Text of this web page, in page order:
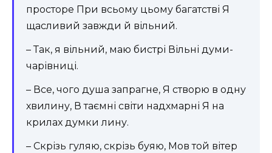
просторе При всьому цьому багатстві Я
щасливий завжди й вільний.
– Так, я вільний, маю бистрі Вільні думи-
чарівниці.
– Все, чого душа запрагне, Я створю в одну
хвилину, В таємні світи надхмарні Я на
крилах думки лину.
– Скрізь гуляю, скрізь буяю, Мов той вітер